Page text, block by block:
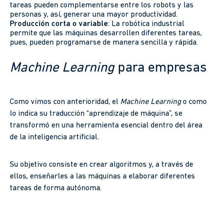
tareas pueden complementarse entre los robots y las
personas y, así, generar una mayor productividad.
Producción corta o variable: La robótica industrial
permite que las máquinas desarrollen diferentes tareas,
pues, pueden programarse de manera sencilla y rápida.
Machine Learningpara empresas
Como vimos con anterioridad, el Machine Learningo como
lo indica su traducción “aprendizaje de máquina”, se
transformó en una herramienta esencial dentro del área
de la inteligencia artificial.
Su objetivo consiste en crear algoritmos y, a través de
ellos, enseñarles a las máquinas a elaborar diferentes
tareas de forma autónoma.